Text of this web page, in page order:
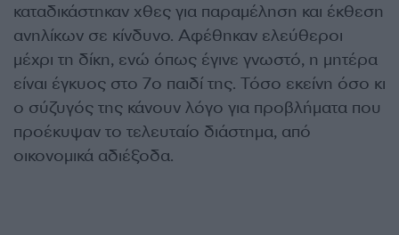
καταδικάστηκαν χθες για παραμέληση και έκθεση
ανηλίκων σε κίνδυνο. Αφέθηκαν ελεύθεροι
μέχρι τη δίκη, ενώ όπως έγινε γνωστό, η μητέρα
είναι έγκυος στο 7ο παιδί της. Τόσο εκείνη όσο κι
ο σύζυγός της κάνουν λόγο για προβλήματα που
προέκυψαν το τελευταίο διάστημα, από
οικονομικά αδιέξοδα.